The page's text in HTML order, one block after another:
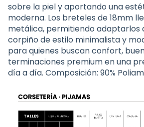
sobre la piel y aportando una
moderna. Los breteles de 18mm
metálica, permitiendo adaptarlos
corpiño de estilo minimalista y
para quienes buscan confort,
terminaciones premium en una
día a día. Composición: 90%